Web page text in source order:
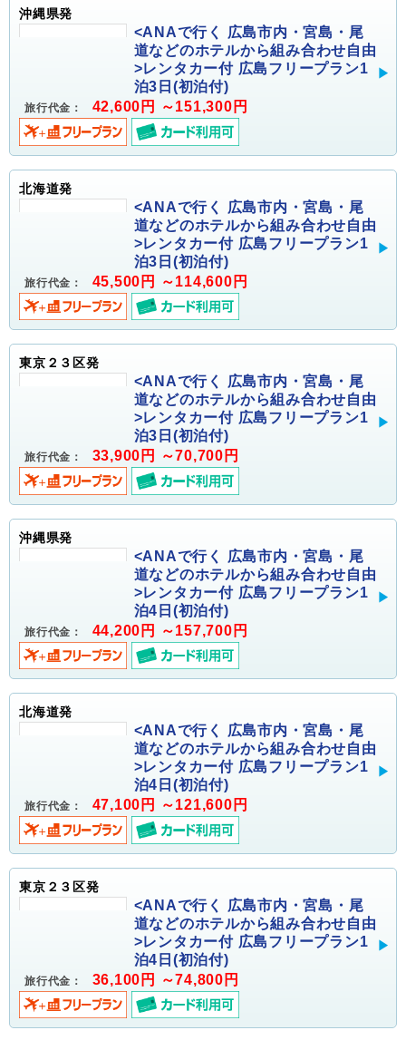
沖縄県発
<ANAで行く 広島市内・宮島・尾
道などのホテルから組み合わせ自由
>レンタカー付 広島フリープラン1
泊3日(初泊付)
旅行代金： 42,600円 ～151,300円
北海道発
<ANAで行く 広島市内・宮島・尾
道などのホテルから組み合わせ自由
>レンタカー付 広島フリープラン1
泊3日(初泊付)
旅行代金： 45,500円 ～114,600円
東京２３区発
<ANAで行く 広島市内・宮島・尾
道などのホテルから組み合わせ自由
>レンタカー付 広島フリープラン1
泊3日(初泊付)
旅行代金： 33,900円 ～70,700円
沖縄県発
<ANAで行く 広島市内・宮島・尾
道などのホテルから組み合わせ自由
>レンタカー付 広島フリープラン1
泊4日(初泊付)
旅行代金： 44,200円 ～157,700円
北海道発
<ANAで行く 広島市内・宮島・尾
道などのホテルから組み合わせ自由
>レンタカー付 広島フリープラン1
泊4日(初泊付)
旅行代金： 47,100円 ～121,600円
東京２３区発
<ANAで行く 広島市内・宮島・尾
道などのホテルから組み合わせ自由
>レンタカー付 広島フリープラン1
泊4日(初泊付)
旅行代金： 36,100円 ～74,800円